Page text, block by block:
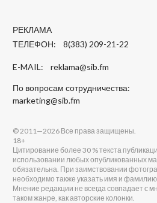
РЕКЛАМА
ТЕЛЕФОН: 8(383) 209-21-22
E-MAIL: reklama@sib.fm
По вопросам сотрудничества:
marketing@sib.fm
© 2011—2026 Все права защищены.
18+
Цитирование более 30 % текста
использовании любых опубликованных
обязательна. При заимствовании
необходимо также указать имя и фамилию
Мнение редакции не всегда совпадает с
таком жанре, как авторские колонки.